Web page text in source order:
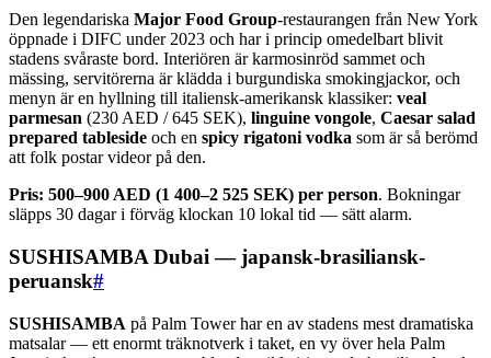
Den legendariska Major Food Group-restaurangen från New York
öppnade i DIFC under 2023 och har i princip omedelbart blivit
stadens svåraste bord. Interiören är karmosinröd sammet och
mässing, servitörerna är klädda i burgundiska smokingjackor, och
menyn är en hyllning till italiensk-amerikansk klassiker: veal
parmesan (230 AED / 645 SEK), linguine vongole, Caesar salad
prepared tableside och en spicy rigatoni vodka som är så berömd
att folk postar videor på den.
Pris: 500–900 AED (1 400–2 525 SEK) per person. Bokningar
släpps 30 dagar i förväg klockan 10 lokal tid — sätt alarm.
SUSHISAMBA Dubai — japansk-brasiliansk-
peruansk#
SUSHISAMBA på Palm Tower har en av stadens mest dramatiska
matsalar — ett enormt träknotverk i taket, en vy över hela Palm